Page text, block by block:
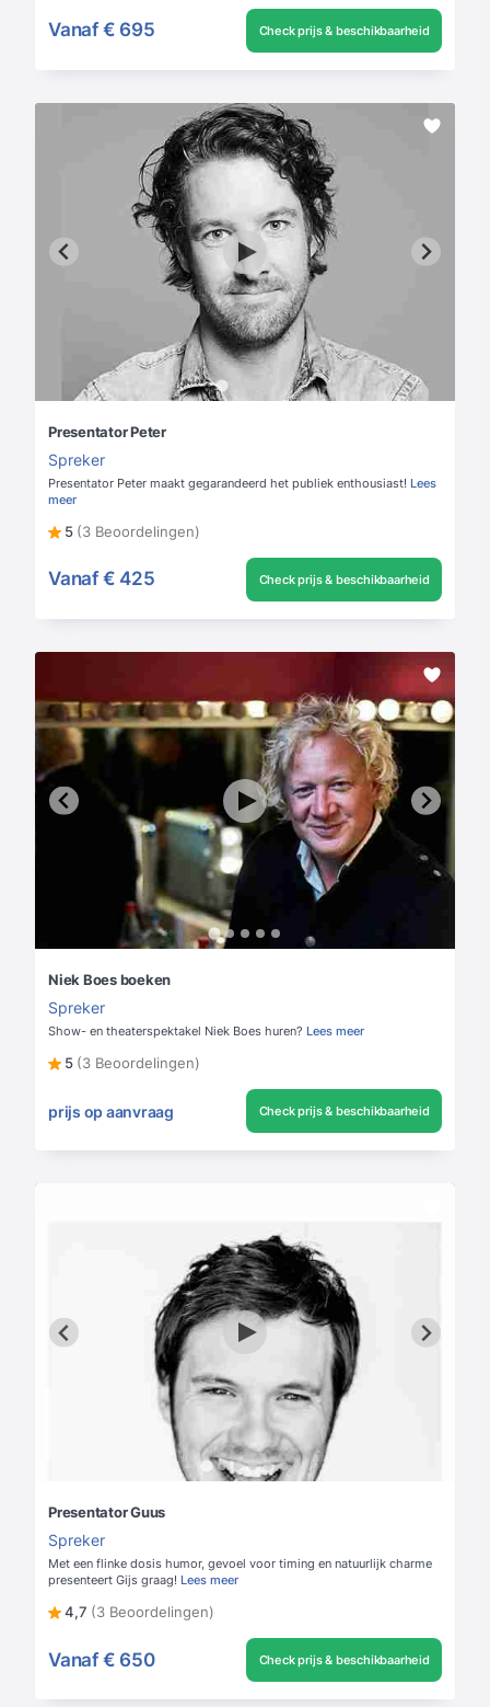
Vanaf € 695 Check prijs & beschikbaarheid
Presentator Peter
Spreker
Presentator Peter maakt gegarandeerd het publiek enthousiast! Lees
meer
5 (3 Beoordelingen)
Vanaf € 425 Check prijs & beschikbaarheid
Niek Boes boeken
Spreker
Show- en theaterspektakel Niek Boes huren? Lees meer
5 (3 Beoordelingen)
prijs op aanvraag Check prijs & beschikbaarheid
Presentator Guus
Spreker
Met een flinke dosis humor, gevoel voor timing en natuurlijk charme
presenteert Gijs graag! Lees meer
4,7 (3 Beoordelingen)
Vanaf € 650 Check prijs & beschikbaarheid